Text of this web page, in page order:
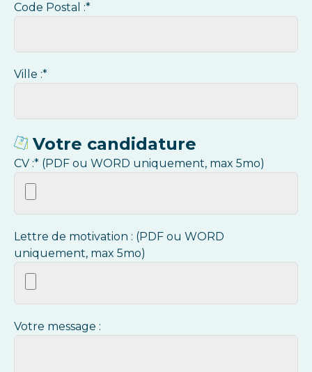
Code Postal :*
Ville :*
Votre candidature
CV :* (PDF ou WORD uniquement, max 5mo)
Lettre de motivation : (PDF ou WORD
uniquement, max 5mo)
Votre message :